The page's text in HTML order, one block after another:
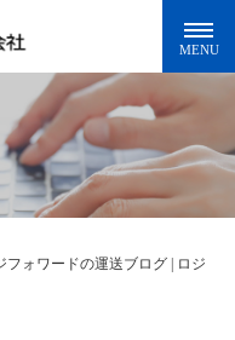
フォワードの運送ブログ | ロジ